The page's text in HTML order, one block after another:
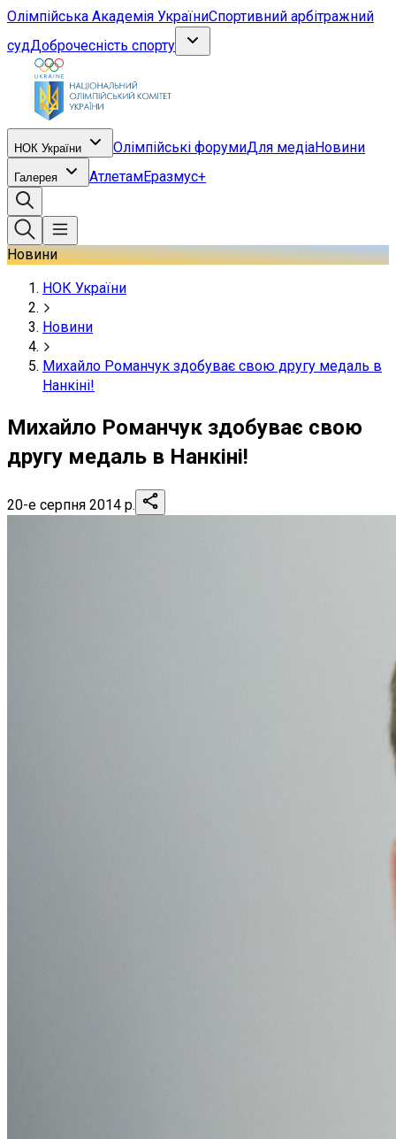
Олімпійська Академія УкраїниСпортивний арбітражний
судДоброчесність спорту
НОК України Олімпійські форумиДля медіаНовини
Галерея АтлетамЕразмус+
Новини
НОК України
Новини
Михайло Романчук здобуває свою другу медаль в
Нанкіні!
Михайло Романчук здобуває свою
другу медаль в Нанкіні!
20-е серпня 2014 р.